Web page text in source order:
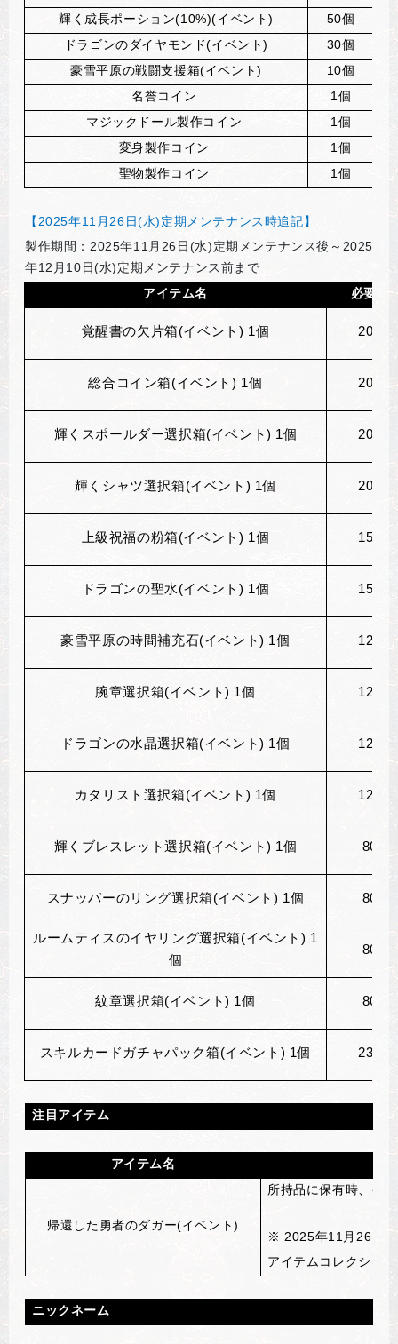
輝く成長ポーション(10%)(イベント) 50個
ドラゴンのダイヤモンド(イベント)
30個
豪雪平原の戦闘支援箱(イベント) 10個
名誉コイン 1 個
マジックド ー ル製作コイン 1 個
変身製作コイン 1 個
聖物製作コイン
1 個
【2025年11月26日(水)定期メンテナンス時追記】
製作期間：2025年11月26日(水)定期メンテナンス後～2025
年12月10日(水)定期メンテナンス前まで
アイテム名
必要材
覚醒書の欠片箱(イベント) 1個 200
総合コイン箱(イベント) 1個 200
輝くスポールダー選択箱(イベント) 1個 200
輝くシャツ選択箱(イベント) 1個 200
上級祝福の粉箱(イベント) 1個 150
ドラゴンの聖水(イベント) 1個 150
豪雪平原の時間補充石(イベント) 1個 120
腕章選択箱(イベント) 1個 120
ドラゴンの水晶選択箱(イベント) 1個 120
カタリスト選択箱(イベント) 1個 120
輝くブレスレット選択箱(イベント) 1個 80
スナッパーのリング選択箱(イベント) 1個 80
ルームティスのイヤリング選択箱(イベント) 1
個
80
紋章選択箱(イベント) 1個 80
スキルカードガチャパック箱(イベント) 1個 230
注目アイテム
アイテム名
帰還した勇者のダガー(イベント)
所持品に保有時、イ
※ 2025年11月26日
アイテムコレクショ
ニックネーム